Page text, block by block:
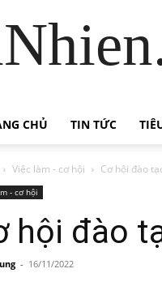
CHỦ TIN TỨC
Việc làm - cơ hội Cơ hội đào
- cơ hội
hội đào
- 16/11/2022